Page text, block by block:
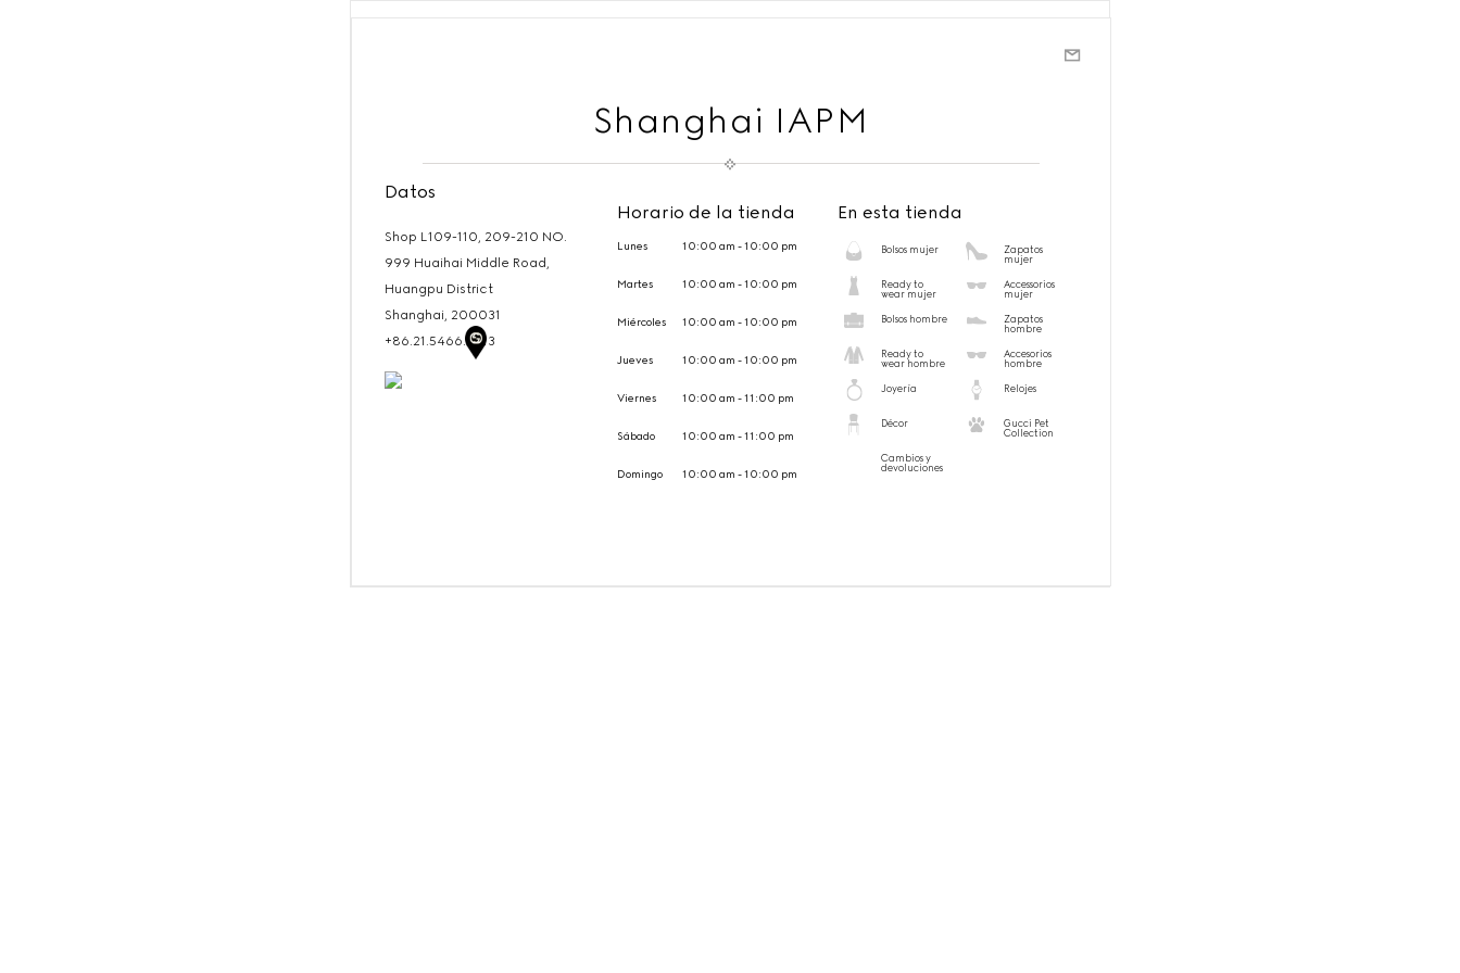
Shanghai IAPM
Datos
Shop L109-110, 209-210 NO.
999 Huaihai Middle Road,
Huangpu District
Shanghai, 200031
+86.21.5466.6713
Horario de la tienda
Lunes 10:00 am - 10:00 pm
Martes 10:00 am - 10:00 pm
Miércoles 10:00 am - 10:00 pm
Jueves 10:00 am - 10:00 pm
Viernes 10:00 am - 11:00 pm
Sábado 10:00 am - 11:00 pm
Domingo 10:00 am - 10:00 pm
En esta tienda
Bolsos mujer
Zapatos
mujer
Ready to
wear mujer
Accessorios
mujer
Bolsos hombre
Zapatos
hombre
Ready to
wear hombre
Accesorios
hombre
Joyería Relojes
Décor
Gucci Pet
Collection
Cambios y
devoluciones